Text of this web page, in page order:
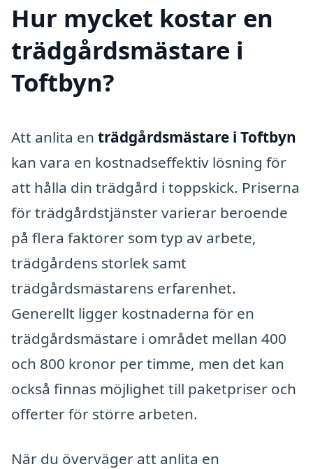
Hur mycket kostar en
trädgårdsmästare i
Toftbyn?
Att anlita en trädgårdsmästare i Toftbyn
kan vara en kostnadseffektiv lösning för
att hålla din trädgård i toppskick. Priserna
för trädgårdstjänster varierar beroende
på flera faktorer som typ av arbete,
trädgårdens storlek samt
trädgårdsmästarens erfarenhet.
Generellt ligger kostnaderna för en
trädgårdsmästare i området mellan 400
och 800 kronor per timme, men det kan
också finnas möjlighet till paketpriser och
offerter för större arbeten.
När du överväger att anlita en